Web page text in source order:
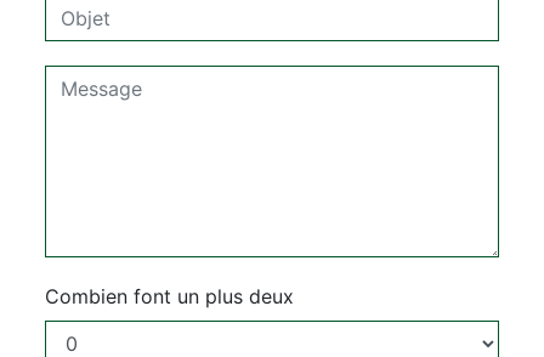
Combien font un plus deux